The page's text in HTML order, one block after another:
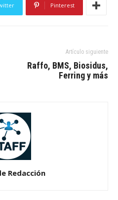
Pinterest
Artículo siguiente
Raffo, BMS, Biosidus,
Ferring y más
Redacción